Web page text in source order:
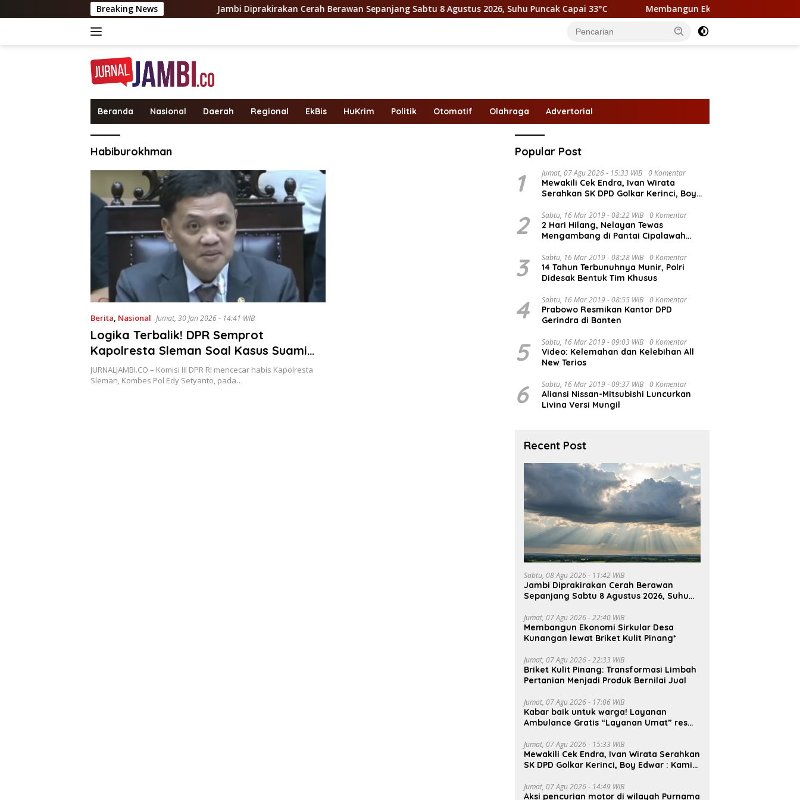
ke
Breaking News Jambi Diprakirakan Cerah Berawan Sepanjang Sabtu 8 Agustus 2026, Suhu Puncak Capai 33°C Membangun Ekonomi Sirkular Desa
Beranda Nasional Daerah Regional EkBis HuKrim Politik Otomotif Olahraga Advertorial
Habiburokhman
Berita, Nasional Jumat, 30 Jan 2026 - 14:41 WIB
Logika Terbalik! DPR Semprot
Kapolresta Sleman Soal Kasus Suami
Bela Istri
JURNALJAMBI.CO – Komisi III DPR RI mencecar habis Kapolresta
Sleman, Kombes Pol Edy Setyanto, pada…
Popular Post
1 Jumat, 07 Agu 2026 - 15:33 WIB 0 Komentar
Mewakili Cek Endra, Ivan Wirata
Serahkan SK DPD Golkar Kerinci, Boy
Amanah
2 Sabtu, 16 Mar 2019 - 08:22 WIB 0 Komentar
2 Hari Hilang, Nelayan Tewas
Mengambang di Pantai Cipalawah
3 Sabtu, 16 Mar 2019 - 08:28 WIB 0 Komentar
14 Tahun Terbunuhnya Munir, Polri
Didesak Bentuk Tim Khusus
4 Sabtu, 16 Mar 2019 - 08:55 WIB 0 Komentar
Prabowo Resmikan Kantor DPD
Gerindra di Banten
5 Sabtu, 16 Mar 2019 - 09:03 WIB 0 Komentar
Video: Kelemahan dan Kelebihan All
New Terios
6 Sabtu, 16 Mar 2019 - 09:37 WIB 0 Komentar
Aliansi Nissan-Mitsubishi Luncurkan
Livina Versi Mungil
Recent Post
Sabtu, 08 Agu 2026 - 11:42 WIB
Jambi Diprakirakan Cerah Berawan
Sepanjang Sabtu 8 Agustus 2026, Suhu
Jumat, 07 Agu 2026 - 22:40 WIB
Membangun Ekonomi Sirkular Desa
Kunangan lewat Briket Kulit Pinang*
Jumat, 07 Agu 2026 - 22:33 WIB
Briket Kulit Pinang: Transformasi Limbah
Pertanian Menjadi Produk Bernilai Jual
Jumat, 07 Agu 2026 - 17:06 WIB
Kabar baik untuk warga! Layanan
Ambulance Gratis “Layanan Umat” resmi
Jumat, 07 Agu 2026 - 15:33 WIB
Mewakili Cek Endra, Ivan Wirata Serahkan
SK DPD Golkar Kerinci, Boy Edwar : Kami
Jumat, 07 Agu 2026 - 14:49 WIB
Aksi pencurian motor di wilayah Purnama